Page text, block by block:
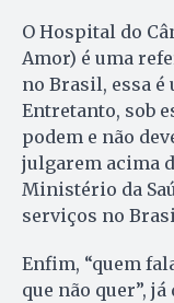
O Hospital do
Amor) é uma
no Brasil, essa
Entretanto, sob
podem e não
julgarem acima
Ministério da
serviços no
Enfim, “quem
que não quer”,